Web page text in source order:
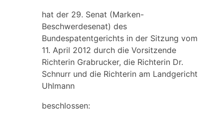
hat der 29. Senat (Marken-
Beschwerdesenat) des
Bundespatentgerichts in der Sitzung vom
11. April 2012 durch die Vorsitzende
Richterin Grabrucker, die Richterin Dr.
Schnurr und die Richterin am Landgericht
Uhlmann
beschlossen: